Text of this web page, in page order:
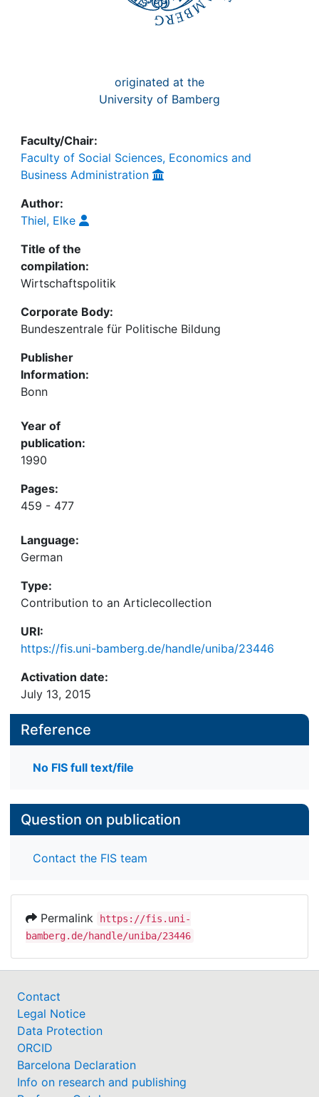
originated at the
University of Bamberg
Faculty/Chair:
Faculty of Social Sciences, Economics and
Business Administration
Author:
Thiel, Elke
Title of the
compilation:
Wirtschaftspolitik
Corporate Body:
Bundeszentrale für Politische Bildung
Publisher
Information:
Bonn
Year of
publication:
1990
Pages:
459 - 477
Language:
German
Type:
Contribution to an Articlecollection
URI:
https://fis.uni-bamberg.de/handle/uniba/23446
Activation date:
July 13, 2015
Reference
No FIS full text/file
Question on publication
Contact the FIS team
Permalink
https://fis.uni-
bamberg.de/handle/uniba/23446
Contact
Legal Notice
Data Protection
ORCID
Barcelona Declaration
Info on research and publishing